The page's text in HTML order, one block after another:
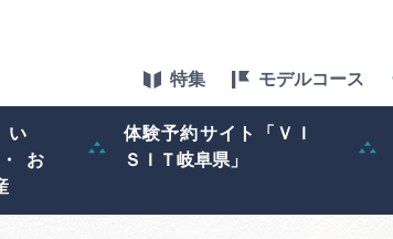
特集 モデルコース
い
お
体験予約サイト「ＶＩ
ＳＩＴ岐阜県」